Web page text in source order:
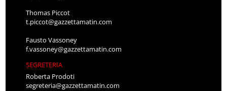
Thomas Piccot
t.piccot@gazzettamatin.com
Fausto Vassoney
f.vassoney@gazzettamatin.com
SEGRETERIA
Roberta Prodoti
segreteria@gazzettamatin.com